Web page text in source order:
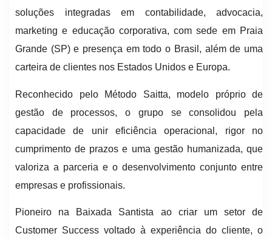
soluções integradas em contabilidade, advocacia,
marketing e educação corporativa, com sede em Praia
Grande (SP) e presença em todo o Brasil, além de uma
carteira de clientes nos Estados Unidos e Europa.
Reconhecido pelo Método Saitta, modelo próprio de
gestão de processos, o grupo se consolidou pela
capacidade de unir eficiência operacional, rigor no
cumprimento de prazos e uma gestão humanizada, que
valoriza a parceria e o desenvolvimento conjunto entre
empresas e profissionais.
Pioneiro na Baixada Santista ao criar um setor de
Customer Success voltado à experiência do cliente, o